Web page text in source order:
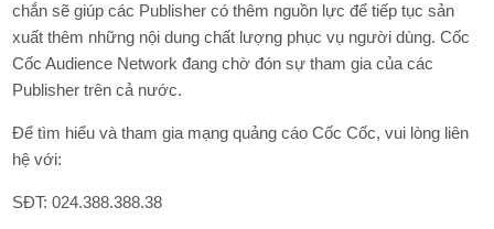
chắn sẽ giúp các Publisher có thêm nguồn lực để tiếp tục sản
xuất thêm những nội dung chất lượng phục vụ người dùng. Cốc
Cốc Audience Network đang chờ đón sự tham gia của các
Publisher trên cả nước.
Để tìm hiểu và tham gia mạng quảng cáo Cốc Cốc, vui lòng liên
hệ với:
SĐT: 024.388.388.38